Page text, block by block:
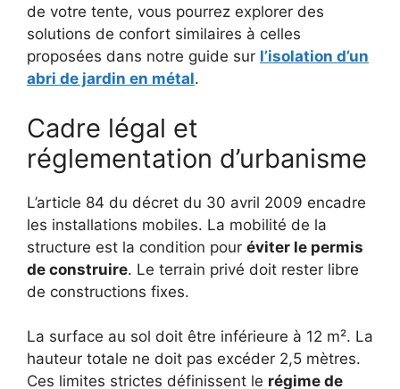
de votre tente, vous pourrez explorer des
solutions de confort similaires à celles
proposées dans notre guide sur l’isolation d’un
abri de jardin en métal.
Cadre légal et
réglementation d’urbanisme
L’article 84 du décret du 30 avril 2009 encadre
les installations mobiles. La mobilité de la
structure est la condition pour éviter le permis
de construire. Le terrain privé doit rester libre
de constructions fixes.
La surface au sol doit être inférieure à 12 m². La
hauteur totale ne doit pas excéder 2,5 mètres.
Ces limites strictes définissent le régime de